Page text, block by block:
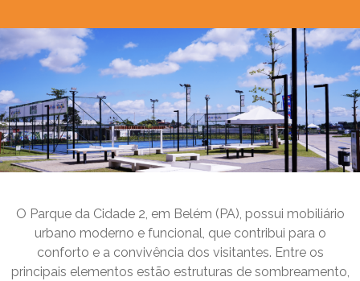
O Parque da Cidade 2, em Belém (PA), possui mobiliário
urbano moderno e funcional, que contribui para o
conforto e a convivência dos visitantes. Entre os
principais elementos estão estruturas de sombreamento,